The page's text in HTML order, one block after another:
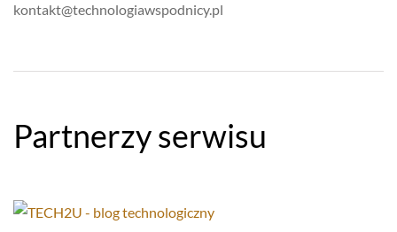
kontakt@technologiawspodnicy.pl
Partnerzy serwisu